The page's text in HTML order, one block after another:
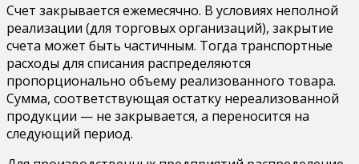
Счет закрывается ежемесячно. В условиях неполной
реализации (для торговых организаций), закрытие
счета может быть частичным. Тогда транспортные
расходы для списания распределяются
пропорционально объему реализованного товара.
Сумма, соответствующая остатку нереализованной
продукции — не закрывается, а переносится на
следующий период.